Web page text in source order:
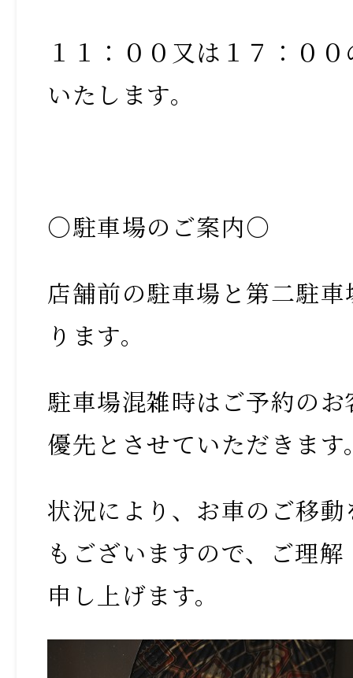
１１：００又は１７：０
いたします。
〇駐車場のご案内〇
店舗前の駐車場と第二駐
ります。
駐車場混雑時はご予約の
優先とさせていただきます
状況により、お車のご移
もございますので、ご理
申し上げます。